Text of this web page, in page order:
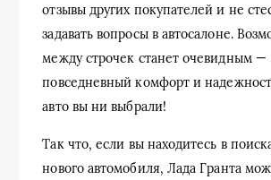
отзывы других покупателей и не
задавать вопросы в автосалоне.
между строчек станет очевидным —
повседневный комфорт и
авто вы ни выбрали!
Так что, если вы находитесь в
нового автомобиля, Лада Гранта